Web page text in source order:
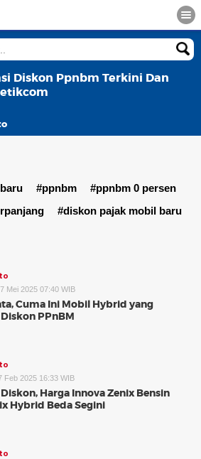
Diskon Ppnbm Terkini Dan
#ppnbm
#ppnbm 0 persen
#diskon pajak mobil baru
Mei 2025 07:40 WIB
Cuma Ini Mobil Hybrid yang
PPnBM
Feb 2025 16:33 WIB
Harga Innova Zenix Bensin
Hybrid Beda Segini